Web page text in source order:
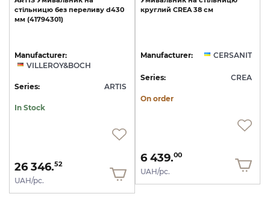
стільницю без переливу d430
мм (41794301)
Manufacturer:
VILLEROY&BOCH
Series: ARTIS
In Stock
26 346.52
UAH/pc.
круглий CREA 38 см
Manufacturer: CERSANIT
Series: CREA
On order
6 439.00
UAH/pc.